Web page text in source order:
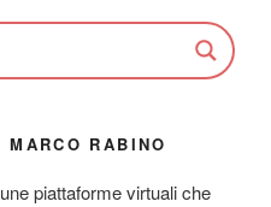
RABINO
piattaforme virtuali che